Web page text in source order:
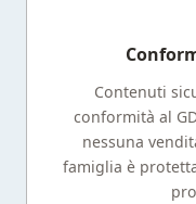
Contenuti
conformità al
nessuna
famiglia è